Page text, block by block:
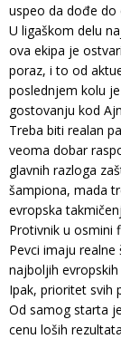
uspeo da dođe do
U ligaškom delu
ova ekipa je
poraz, i to od
poslednjem kolu
gostovanju kod
Treba biti realan
veoma dobar
glavnih razloga
šampiona, mada
evropska
Protivnik u osmini
Pevci imaju
najboljih evropskih
Ipak, prioritet svih
Od samog starta
cenu loših